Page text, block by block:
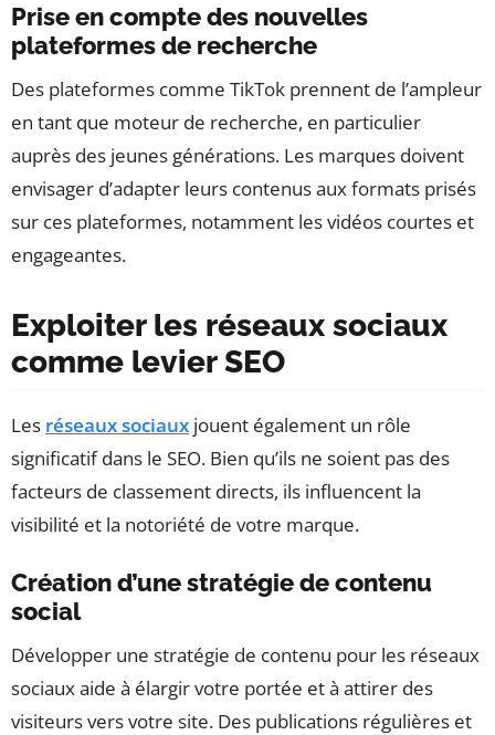
Prise en compte des nouvelles
plateformes de recherche
Des plateformes comme TikTok prennent de l’ampleur
en tant que moteur de recherche, en particulier
auprès des jeunes générations. Les marques doivent
envisager d’adapter leurs contenus aux formats prisés
sur ces plateformes, notamment les vidéos courtes et
engageantes.
Exploiter les réseaux sociaux
comme levier SEO
Les réseaux sociaux jouent également un rôle
significatif dans le SEO. Bien qu’ils ne soient pas des
facteurs de classement directs, ils influencent la
visibilité et la notoriété de votre marque.
Création d’une stratégie de contenu
social
Développer une stratégie de contenu pour les réseaux
sociaux aide à élargir votre portée et à attirer des
visiteurs vers votre site. Des publications régulières et